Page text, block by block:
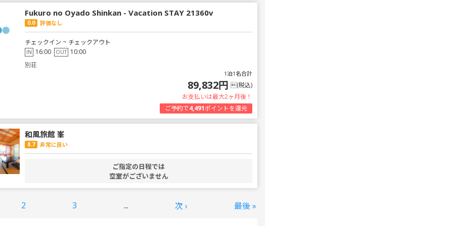
Fukuro no Oyado Shinkan - Vacation STAY 21360v
0.0 評価なし
チェックイン ~ チェックアウト
IN 16:00 OUT 10:00
別荘
1泊1名合計
89,832円 (税込)
お支払いは最大2ヶ月後！
ご予約で4,491ポイントを還元
和風旅館 峯
8.7 非常に良い
ご指定の日程では
空室がございません
2 3 ... 次 › 最後 »